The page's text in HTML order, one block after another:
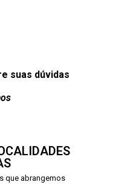
suas dúvidas
que abrangemos